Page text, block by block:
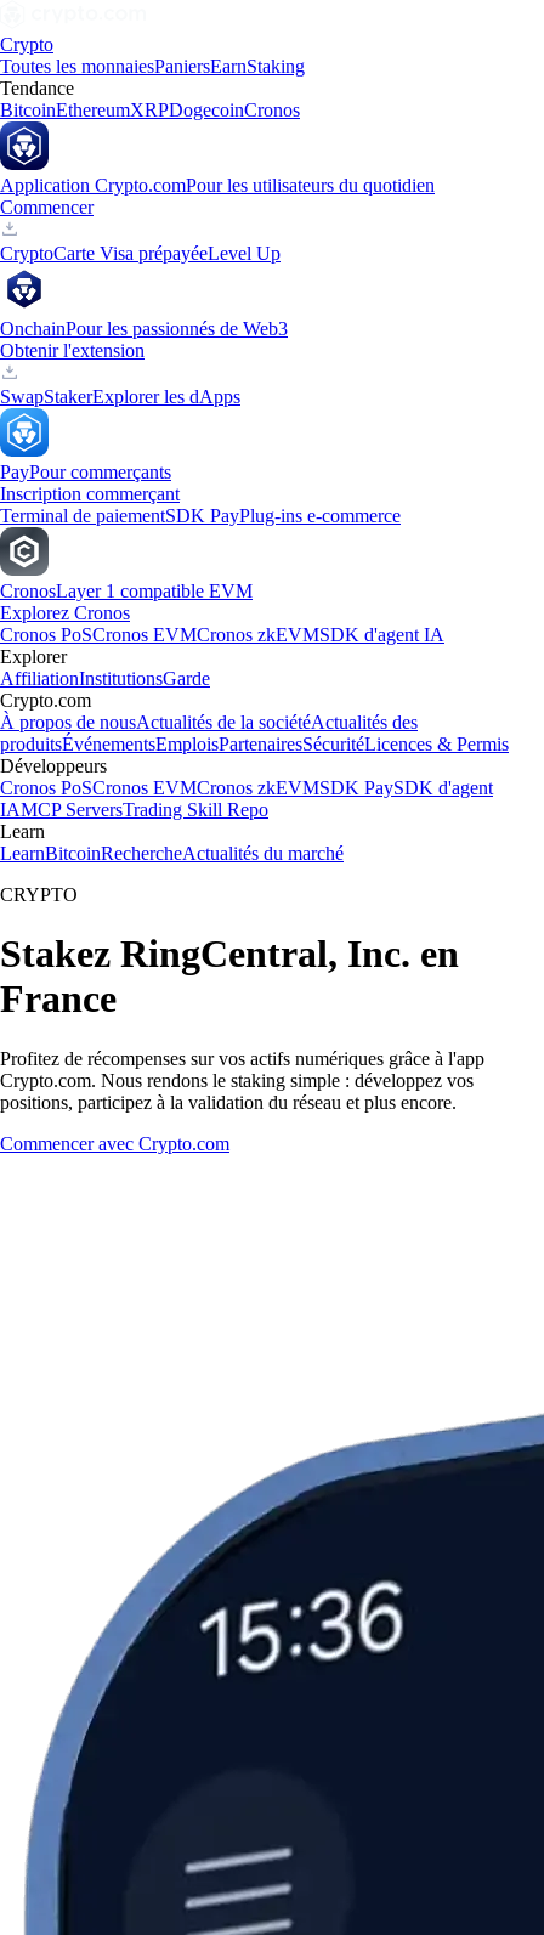
Crypto
Toutes les monnaiesPaniersEarnStaking
Tendance
BitcoinEthereumXRPDogecoinCronos
Application Crypto.comPour les utilisateurs du quotidien
Commencer
CryptoCarte Visa prépayéeLevel Up
OnchainPour les passionnés de Web3
Obtenir l'extension
SwapStakerExplorer les dApps
PayPour commerçants
Inscription commerçant
Terminal de paiementSDK PayPlug-ins e-commerce
CronosLayer 1 compatible EVM
Explorez Cronos
Cronos PoSCronos EVMCronos zkEVMSDK d'agent IA
Explorer
AffiliationInstitutionsGarde
Crypto.com
À propos de nousActualités de la sociétéActualités des
produitsÉvénementsEmploisPartenairesSécuritéLicences & Permis
Développeurs
Cronos PoSCronos EVMCronos zkEVMSDK PaySDK d'agent
IAMCP ServersTrading Skill Repo
Learn
LearnBitcoinRechercheActualités du marché
CRYPTO
Stakez RingCentral, Inc. en
France
Profitez de récompenses sur vos actifs numériques grâce à l'app
Crypto.com. Nous rendons le staking simple : développez vos
positions, participez à la validation du réseau et plus encore.
Commencer avec Crypto.com